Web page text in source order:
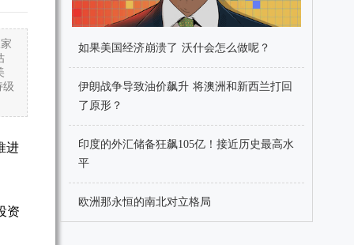
级
进
资
如果美国经济崩溃了 沃什会怎么做呢？
伊朗战争导致油价飙升 将澳洲和新西兰打回
了原形？
印度的外汇储备狂飙105亿！接近历史最高水
平
欧洲那永恒的南北对立格局